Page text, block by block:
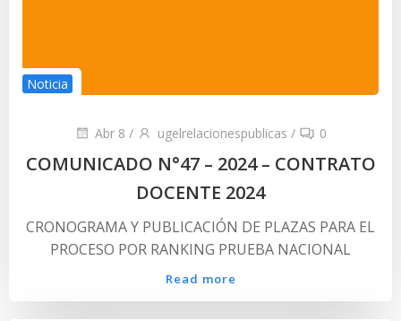
Noticia
Abr 8 / ugelrelacionespublicas / 0
COMUNICADO N°47 – 2024 – CONTRATO
DOCENTE 2024
CRONOGRAMA Y PUBLICACIÓN DE PLAZAS PARA EL
PROCESO POR RANKING PRUEBA NACIONAL
Read more